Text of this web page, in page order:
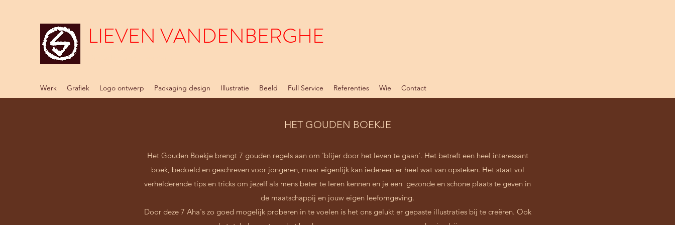
LIEVEN VANDENBERGHE
Werk Grafiek Logo ontwerp Packaging design Illustratie Beeld Full Service Referenties Wie Contact
HET GOUDEN BOEKJE
Het Gouden Boekje brengt 7 gouden regels aan om 'blijer door het leven te gaan'. Het betreft een heel interessant
boek, bedoeld en geschreven voor jongeren, maar eigenlijk kan iedereen er heel wat van opsteken. Het staat vol
verhelderende tips en tricks om jezelf als mens beter te leren kennen en je een gezonde en schone plaats te geven in
de maatschappij en jouw eigen leefomgeving.
Door deze 7 Aha's zo goed mogelijk proberen in te voelen is het ons gelukt er gepaste illustraties bij te creëren. Ook